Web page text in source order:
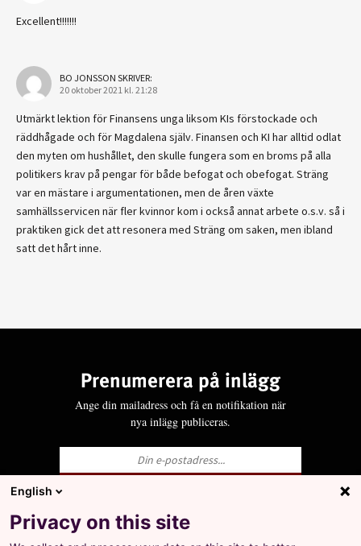
Excellent!!!!!!!
BO JONSSON SKRIVER:
20 oktober 2021 kl. 21:28
Utmärkt lektion för Finansens unga liksom KIs förstockade och
räddhågade och för Magdalena själv. Finansen och KI har alltid odlat
den myten om hushållet, den skulle fungera som en broms på alla
politikers krav på pengar för både befogat och obefogat. Sträng
var en mästare i argumentationen, men de åren växte
samhällsservicen när fler kvinnor kom i också annat arbete o.s.v. så i
praktiken gick det att resonera med Sträng om saken, men ibland
satt det hårt inne.
Prenumerera på inlägg
Ange din mailadress och få en notifikation när
nya inlägg publiceras.
Ja, jag godkänner att LO behandlar mina
personuppgifter i enlighet med Integritets- och
English
Privacy on this site